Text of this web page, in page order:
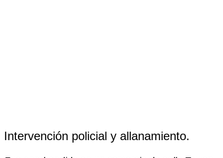
Intervención policial y allanamiento.